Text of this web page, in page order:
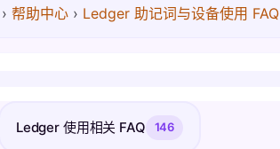
› 帮助中心 › Ledger 助记词与设备使用 FAQ
Ledger 使用相关 FAQ 146